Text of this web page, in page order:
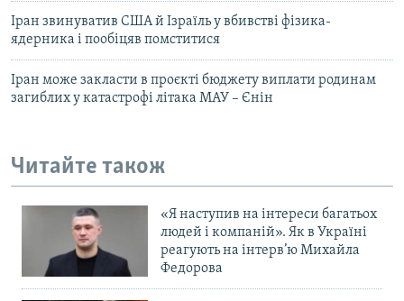
Іран звинуватив США й Ізраїль у вбивстві фізика-
ядерника і пообіцяв помститися
Іран може закласти в проєкті бюджету виплати родинам
загиблих у катастрофі літака МАУ – Єнін
Читайте також
«Я наступив на інтереси багатьох
людей і компаній». Як в Україні
реагують на інтерв’ю Михайла
Федорова